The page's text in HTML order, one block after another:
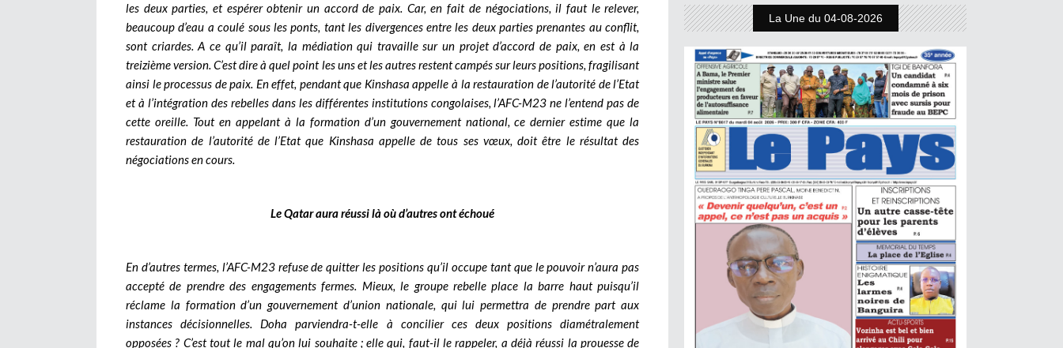
les deux parties, et espérer obtenir un accord de paix. Car, en fait de négociations, il faut le relever,
beaucoup d’eau a coulé sous les ponts, tant les divergences entre les deux parties prenantes au conflit,
sont criardes. A ce qu’il paraît, la médiation qui travaille sur un projet d’accord de paix, en est à la
treizième version. C’est dire à quel point les uns et les autres restent campés sur leurs positions, fragilisant
ainsi le processus de paix. En effet, pendant que Kinshasa appelle à la restauration de l’autorité de l’Etat
et à l’intégration des rebelles dans les différentes institutions congolaises, l’AFC-M23 ne l’entend pas de
cette oreille. Tout en appelant à la formation d’un gouvernement national, ce dernier estime que la
restauration de l’autorité de l’Etat que Kinshasa appelle de tous ses vœux, doit être le résultat des
négociations en cours.
Le Qatar aura réussi là où d’autres ont échoué
En d’autres termes, l’AFC-M23 refuse de quitter les positions qu’il occupe tant que le pouvoir n’aura pas
accepté de prendre des engagements fermes. Mieux, le groupe rebelle place la barre haut puisqu’il
réclame la formation d’un gouvernement d’union nationale, qui lui permettra de prendre part aux
instances décisionnelles. Doha parviendra-t-elle à concilier ces deux positions diamétralement
opposées ? C’est tout le mal qu’on lui souhaite ; elle qui, faut-il le rappeler, a déjà réussi la prouesse de
La Une du 04-08-2026